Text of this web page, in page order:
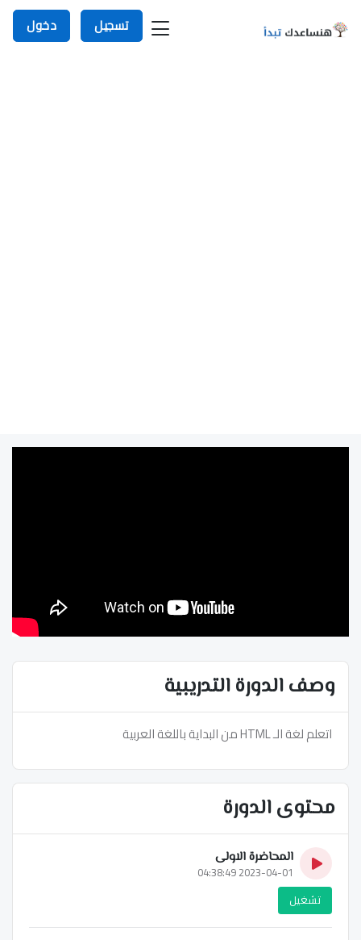
تسجيل دخول
وصف الدورة التدريبية
اتعلم لغة الـ HTML من البداية باللغة العربية
محتوى الدورة
المحاضرة الاولى
2023-04-01 04:38:49
تشغيل